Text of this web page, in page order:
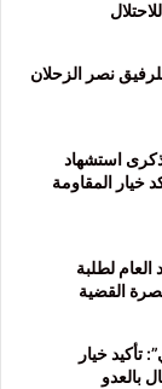
نصر الزحلان
استشهاد
خيار المقاومة
لطلبة
القضية
خيار
بالعدو